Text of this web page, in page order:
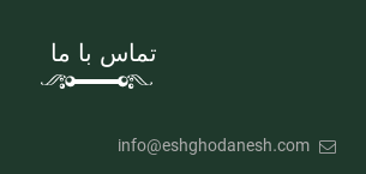
تماس با ما
info@eshghodanesh.com